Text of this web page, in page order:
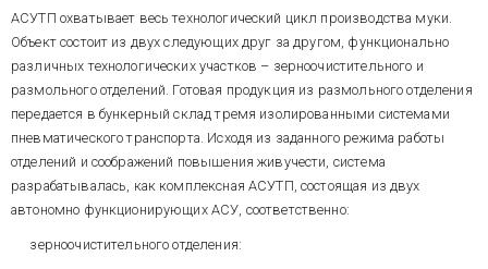
и 12) сходны по структуре и
построены путем комбинации
аппаратуры серий I-7000 и I-
8000. Модули серии 7000
распределены, как правило в
объеме цеха, блоки расширения
(5-и 8-местные корзины) с
высоковольтными модулями
DIO и двумя модулями
аналогового ввода сигналов
тока размещены
непосредственно на силовых
MISSING File Resource:
url=/images/images.aspx?
id_img=995
Рис. 11. Схема структурная ПТК
АСУТП зерноочистительного
отделения
АСУТП охватывает весь технологический цикл производства муки.
Объект состоит из двух следующих друг за другом, функционально
различных технологических участков – зерноочистительного и
размольного отделений. Готовая продукция из размольного отделения
передается в бункерный склад тремя изолированными системами
пневматического транспорта. Исходя из заданного режима работы
отделений и соображений повышения живучести, система
разрабатывалась, как комплексная АСУТП, состоящая из двух
автономно функционирующих АСУ, соответственно:
зерноочистительного отделения: